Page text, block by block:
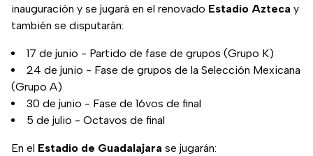
inauguración y se jugará en el renovado Estadio Azteca y
también se disputarán:
17 de junio - Partido de fase de grupos (Grupo K)
24 de junio - Fase de grupos de la Selección Mexicana
(Grupo A)
30 de junio - Fase de 16vos de final
5 de julio - Octavos de final
En el Estadio de Guadalajara se jugarán: